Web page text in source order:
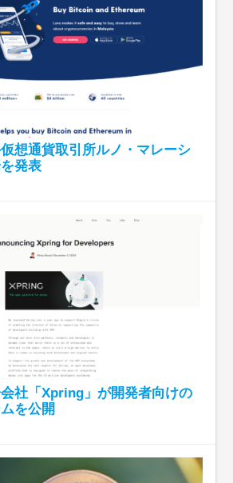
想通貨取引所ルノ・マレーシ
発表
社「Xpring」が開発者向けの
を公開